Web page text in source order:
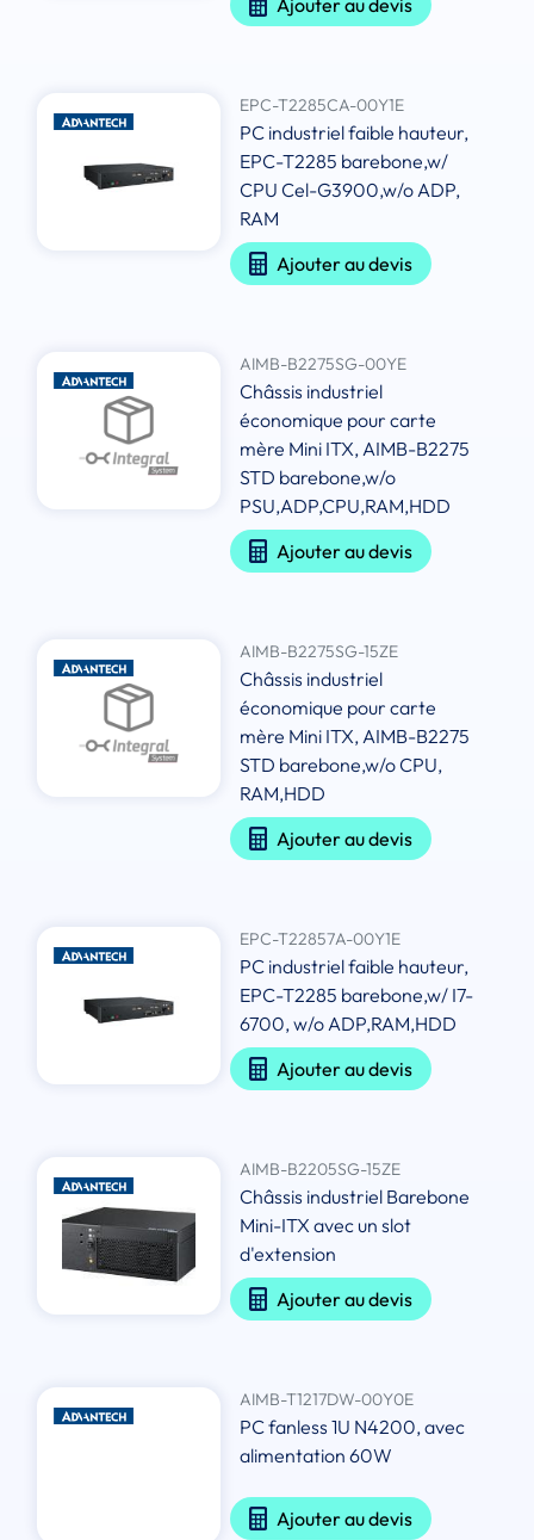
Ajouter au devis
EPC-T2285CA-00Y1E
PC industriel faible hauteur,
EPC-T2285 barebone,w/
CPU Cel-G3900,w/o ADP,
RAM
Ajouter au devis
AIMB-B2275SG-00YE
Châssis industriel
économique pour carte
mère Mini ITX, AIMB-B2275
STD barebone,w/o
PSU,ADP,CPU,RAM,HDD
Ajouter au devis
AIMB-B2275SG-15ZE
Châssis industriel
économique pour carte
mère Mini ITX, AIMB-B2275
STD barebone,w/o CPU,
RAM,HDD
Ajouter au devis
EPC-T22857A-00Y1E
PC industriel faible hauteur,
EPC-T2285 barebone,w/ I7-
6700, w/o ADP,RAM,HDD
Ajouter au devis
AIMB-B2205SG-15ZE
Châssis industriel Barebone
Mini-ITX avec un slot
d'extension
Ajouter au devis
AIMB-T1217DW-00Y0E
PC fanless 1U N4200, avec
alimentation 60W
Ajouter au devis